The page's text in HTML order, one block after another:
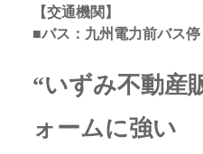
【交通機関】
■バス：九州電力前バス停
“いずみ不動産
ォームに強い